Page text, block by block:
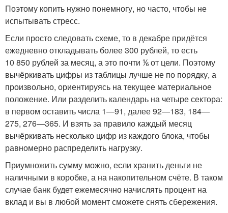
Поэтому копить нужно понемногу, но часто, чтобы не
испытывать стресс.
Если просто следовать схеме, то в декабре придётся
ежедневно откладывать более 300 рублей, то есть
10 850 рублей за месяц, а это почти ⅙ от цели. Поэтому
вычёркивать цифры из таблицы лучше не по порядку, а
произвольно, ориентируясь на текущее материальное
положение. Или разделить календарь на четыре сектора:
в первом оставить числа 1—91, далее 92—183, 184—
275, 276—365. И взять за правило каждый месяц
вычёркивать несколько цифр из каждого блока, чтобы
равномерно распределить нагрузку.
Приумножить сумму можно, если хранить деньги не
наличными в коробке, а на накопительном счёте. В таком
случае банк будет ежемесячно начислять процент на
вклад и вы в любой момент сможете снять сбережения.